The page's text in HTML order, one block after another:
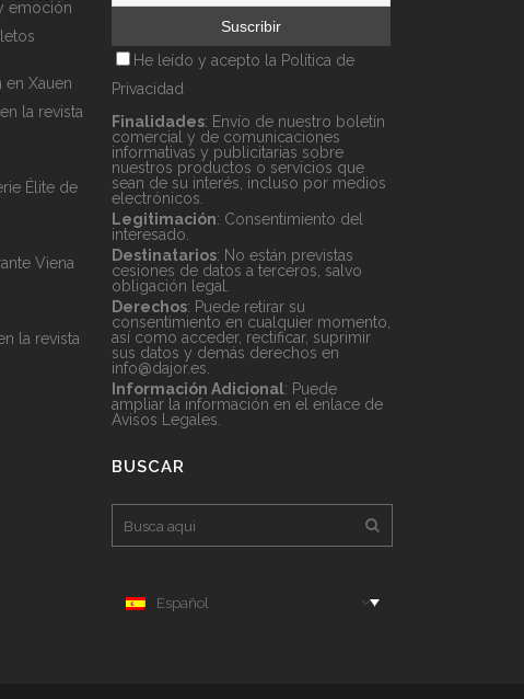
emoción
Xauen
la revista
Élite de
Viena
la revista
He leído y acepto la Política de
Privacidad
Finalidades: Envío de nuestro boletín
comercial y de comunicaciones
informativas y publicitarias sobre
nuestros productos o servicios que
sean de su interés, incluso por medios
electrónicos.
Legitimación: Consentimiento del
interesado.
Destinatarios: No están previstas
cesiones de datos a terceros, salvo
obligación legal.
Derechos: Puede retirar su
consentimiento en cualquier momento,
así como acceder, rectificar, suprimir
sus datos y demás derechos en
info@dajor.es
Información Adicional: Puede
ampliar la información en el enlace de
Avisos Legales
BUSCAR
Español